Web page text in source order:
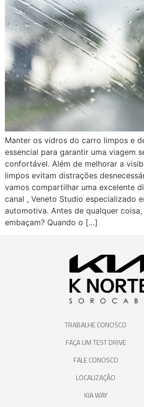
Manter os vidros do carro limpos e
essencial para garantir uma viagem
confortável. Além de melhorar a
limpos evitam distrações
vamos compartilhar uma excelente
canal , Veneto Studio especializado
automotiva. Antes de qualquer
embaçam? Quando o […]
TRABALHE CONOSCO
FAÇA UM TEST DRIVE
FALE CONOSCO
LOCALIZAÇÃO
KIA WAY